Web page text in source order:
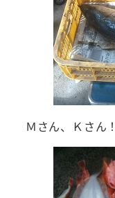
Ｍさん、Ｋさん！